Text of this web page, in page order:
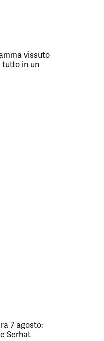
vissuto
tutto in un
7 agosto:
Serhat